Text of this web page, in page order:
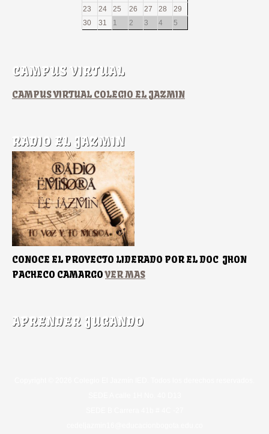
23
24 25 26 27 28
29
30
31 1 2 3 4 5
CAMPUS VIRTUAL
CAMPUS VIRTUAL COLEGIO EL JAZMIN
RADIO EL JAZMIN
CONOCE EL PROYECTO LIDERADO POR EL DOC JHON
PACHECO CAMARGOVER MAS
APRENDER JUGANDO